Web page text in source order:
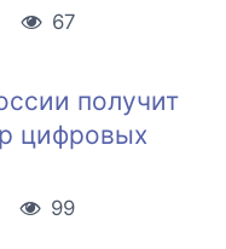
67
получит
цифровых
99